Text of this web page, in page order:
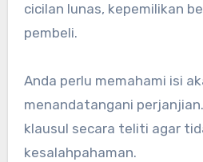
cicilan lunas, kepemilikan
pembeli.
Anda perlu memahami isi
menandatangani
klausul secara teliti agar
kesalahpahaman.